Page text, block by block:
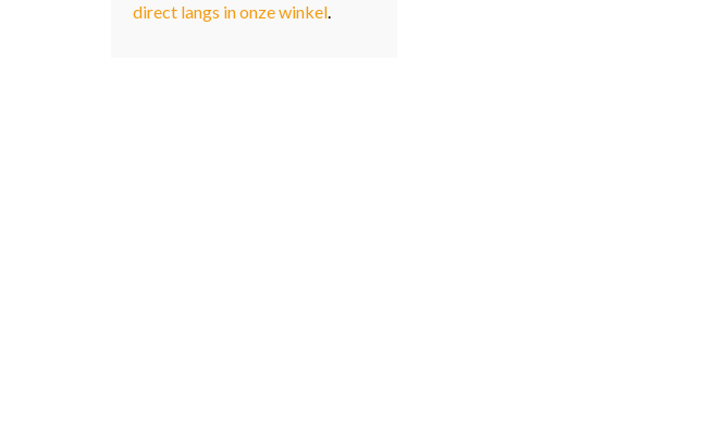
direct langs in onze winkel.